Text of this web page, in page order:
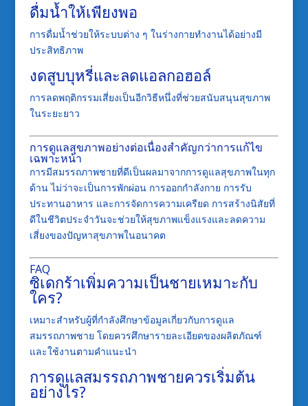
ดื่มน้ำให้เพียงพอ
การดื่มน้ำช่วยให้ระบบต่าง ๆ ในร่างกายทำงานได้อย่างมี
ประสิทธิภาพ
งดสูบบุหรี่และลดแอลกอฮอล์
การลดพฤติกรรมเสี่ยงเป็นอีกวิธีหนึ่งที่ช่วยสนับสนุนสุขภาพ
ในระยะยาว
การดูแลสุขภาพอย่างต่อเนื่องสำคัญกว่าการแก้ไข
เฉพาะหน้า
การมีสมรรถภาพชายที่ดีเป็นผลมาจากการดูแลสุขภาพในทุก
ด้าน ไม่ว่าจะเป็นการพักผ่อน การออกกำลังกาย การรับ
ประทานอาหาร และการจัดการความเครียด การสร้างนิสัยที่
ดีในชีวิตประจำวันจะช่วยให้สุขภาพแข็งแรงและลดความ
เสี่ยงของปัญหาสุขภาพในอนาคต
FAQ
ซิเดกร้าเพิ่มความเป็นชายเหมาะกับ
ใคร?
เหมาะสำหรับผู้ที่กำลังศึกษาข้อมูลเกี่ยวกับการดูแล
สมรรถภาพชาย โดยควรศึกษารายละเอียดของผลิตภัณฑ์
และใช้งานตามคำแนะนำ
การดูแลสมรรถภาพชายควรเริ่มต้น
อย่างไร?